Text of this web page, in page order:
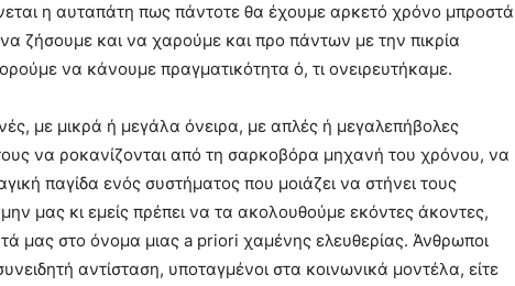
η αυταπάτη πως πάντοτε θα έχουμε αρκετό χρόνο μπροστά
ζήσουμε και να χαρούμε και προ πάντων με την πικρία
να κάνουμε πραγματικότητα ό, τι ονειρευτήκαμε.
με μικρά ή μεγάλα όνειρα, με απλές ή μεγαλεπήβολες
να ροκανίζονται από τη σαρκοβόρα μηχανή του χρόνου, να
παγίδα ενός συστήματος που μοιάζει να στήνει τους
μας κι εμείς πρέπει να τα ακολουθούμε εκόντες άκοντες,
μας στο όνομα μιας a priori χαμένης ελευθερίας. Άνθρωποι
αντίσταση, υποταγμένοι στα κοινωνικά μοντέλα, είτε